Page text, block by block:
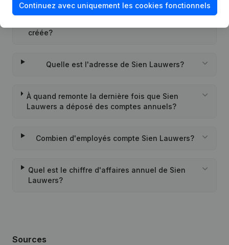
créée?
Quelle est l'adresse de Sien Lauwers?
À quand remonte la dernière fois que Sien
Lauwers a déposé des comptes annuels?
Combien d'employés compte Sien Lauwers?
Quel est le chiffre d'affaires annuel de Sien
Lauwers?
Sources
Continuez avec uniquement les cookies fonctionnels